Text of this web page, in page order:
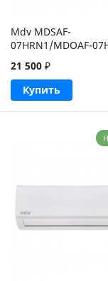
Mdv MDSAF-
07HRN1/MDOAF-
21 500 ₽
Купить